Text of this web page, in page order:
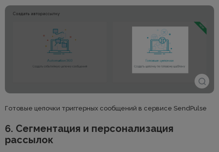
Готовые цепочки триггерных сообщений в сервисе SendPulse
6. Сегментация и персонализация
рассылок